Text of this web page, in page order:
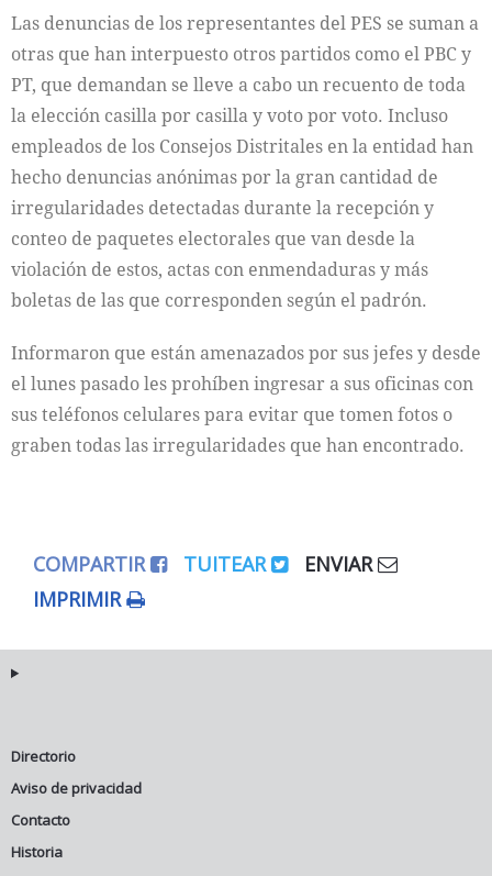
Las denuncias de los representantes del PES se suman a
otras que han interpuesto otros partidos como el PBC y
PT, que demandan se lleve a cabo un recuento de toda
la elección casilla por casilla y voto por voto. Incluso
empleados de los Consejos Distritales en la entidad han
hecho denuncias anónimas por la gran cantidad de
irregularidades detectadas durante la recepción y
conteo de paquetes electorales que van desde la
violación de estos, actas con enmendaduras y más
boletas de las que corresponden según el padrón.
Informaron que están amenazados por sus jefes y desde
el lunes pasado les prohíben ingresar a sus oficinas con
sus teléfonos celulares para evitar que tomen fotos o
graben todas las irregularidades que han encontrado.
COMPARTIR TUITEAR
ENVIAR
IMPRIMIR
Directorio
Aviso de privacidad
Contacto
Historia